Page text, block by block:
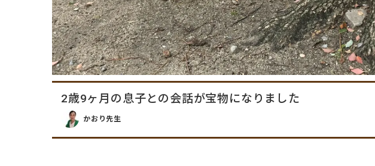
2歳9ヶ月の息子との会話が宝物になりました
かおり先生